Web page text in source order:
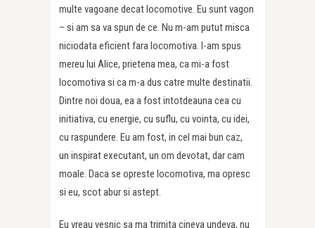
multe vagoane decat locomotive. Eu sunt vagon
– si am sa va spun de ce. Nu m-am putut misca
niciodata eficient fara locomotiva. I-am spus
mereu lui Alice, prietena mea, ca mi-a fost
locomotiva si ca m-a dus catre multe destinatii.
Dintre noi doua, ea a fost intotdeauna cea cu
initiativa, cu energie, cu suflu, cu vointa, cu idei,
cu raspundere. Eu am fost, in cel mai bun caz,
un inspirat executant, un om devotat, dar cam
moale. Daca se opreste locomotiva, ma opresc
si eu, scot abur si astept.
Eu vreau vesnic sa ma trimita cineva undeva, nu